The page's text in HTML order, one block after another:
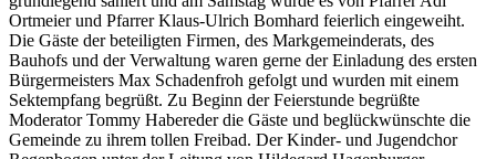
Ortmeier und Pfarrer Klaus-Ulrich Bomhard feierlich eingeweiht.
Die Gäste der beteiligten Firmen, des Markgemeinderats, des
Bauhofs und der Verwaltung waren gerne der Einladung des ersten
Bürgermeisters Max Schadenfroh gefolgt und wurden mit einem
Sektempfang begrüßt. Zu Beginn der Feierstunde begrüßte
Moderator Tommy Habereder die Gäste und beglückwünschte die
Gemeinde zu ihrem tollen Freibad. Der Kinder- und Jugendchor